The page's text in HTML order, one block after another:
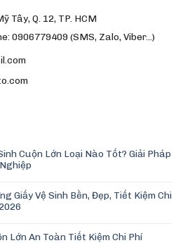
Tây, Q. 12, TP. HCM
0906779409 (SMS, Zalo, Viber…)
Cuộn Lớn Loại Nào Tốt? Giải Pháp
Giấy Vệ Sinh Bền, Đẹp, Tiết Kiệm Chi
Lớn An Toàn Tiết Kiệm Chi Phí